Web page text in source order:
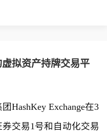
拟资产持牌交易平
Exchange在3
交易1号和自动化交易